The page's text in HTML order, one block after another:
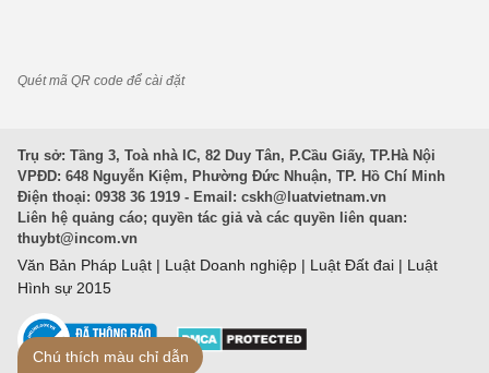
Quét mã QR code để cài đặt
Trụ sở: Tầng 3, Toà nhà IC, 82 Duy Tân, P.Cầu Giấy, TP.Hà Nội
VPĐD: 648 Nguyễn Kiệm, Phường Đức Nhuận, TP. Hồ Chí Minh
Điện thoại: 0938 36 1919 - Email: cskh@luatvietnam.vn
Liên hệ quảng cáo; quyền tác giả và các quyền liên quan:
thuybt@incom.vn
Văn Bản Pháp Luật | Luật Doanh nghiệp | Luật Đất đai | Luật
Hình sự 2015
Chú thích màu chỉ dẫn